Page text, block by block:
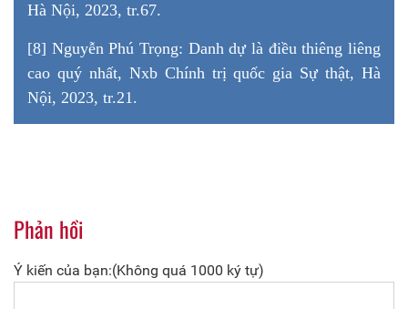
Hà Nội, 2023, tr.67.
[8] Nguyễn Phú Trọng: Danh dự là điều thiêng liêng
cao quý nhất, Nxb Chính trị quốc gia Sự thật, Hà
Nội, 2023, tr.21.
Phản hồi
Ý kiến của bạn:(Không quá 1000 ký tự)